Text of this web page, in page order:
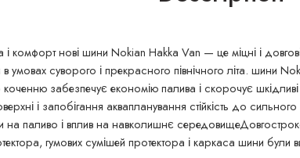
комфорт нові шини Nokian Hakka Van — це міцні і
суворого і прекрасного північного літа. шини
коченню забезпечує економію палива і скорочує
і запобігання аквапланування стійкість до
на паливо і вплив на навколишнє
гумових сумішей протектора і каркаса шини були